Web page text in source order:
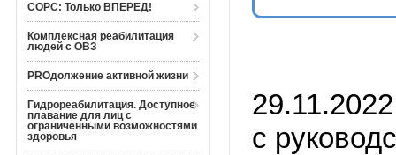
СОРС: Только ВПЕРЕД!
Комплексная реабилитация
людей с ОВЗ
PROдолжение активной жизни
Гидрореабилитация. Доступное
плавание для лиц с
ограниченными возможностями
здоровья
с